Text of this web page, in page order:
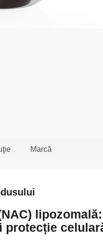
Marcă
protecție